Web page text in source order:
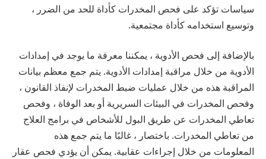
سياسات تؤكد على فحص المخدرات كأداة للحد من الضرر ،
وتوسيع استخدامه كأداة مجتمعية.
بالإضافة إلى فحص الأدوية ، يمكننا معرفة ما يوجد في إمدادات
الأدوية من خلال مراقبة إمدادات الأدوية. يتم جمع معظم بيانات
المراقبة هذه من خلال عمليات ضبط المخدرات لإنفاذ القانون ،
وفحص المخدرات في البيئات السريرية أو بعد الوفاة ، وفحص
تعاطي المخدرات عن طريق البول للأشخاص في برامج العلاج
من تعاطي المخدرات. باختصار ، غالبًا ما يتم جمع هذه
المعلومات من خلال إجراءات عقابية. يمكن أن يؤدي فحص عقار